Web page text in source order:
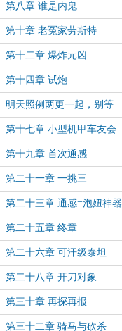
第八章 谁是内鬼
第十章 老冤家劳斯特
第十二章 爆炸元凶
第十四章 试炮
明天照例两更一起，别等
第十七章 小型机甲车友会
第十九章 首次通感
第二十一章 一挑三
第二十三章 通感=泡妞神器
第二十五章 终章
第二十六章 可汗级泰坦
第二十八章 开刀对象
第三十章 再探再报
第三十二章 骑马与砍杀